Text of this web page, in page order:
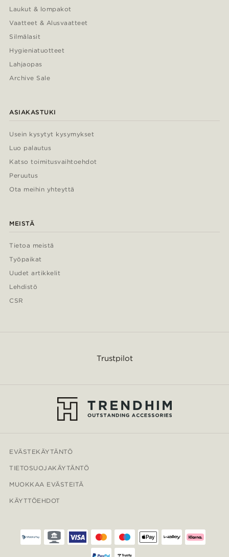
Laukut & lompakot
Vaatteet & Alusvaatteet
Silmälasit
Hygieniatuotteet
Lahjaopas
Archive Sale
ASIAKASTUKI
Usein kysytyt kysymykset
Luo palautus
Katso toimitusvaihtoehdot
Peruutus
Ota meihin yhteyttä
MEISTÄ
Tietoa meistä
Työpaikat
Uudet artikkelit
Lehdistö
CSR
Trustpilot
EVÄSTEKÄYTÄNTÖ
TIETOSUOJAKÄYTÄNTÖ
MUOKKAA EVÄSTEITÄ
KÄYTTÖEHDOT